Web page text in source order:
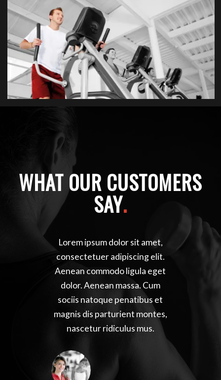
WHAT OUR CUSTOMERS
SAY.
Lorem ipsum dolor sit amet,
consectetuer adipiscing elit.
Aenean commodo ligula eget
dolor. Aenean massa. Cum
sociis natoque penatibus et
magnis dis parturient montes,
nascetur ridiculus mus.